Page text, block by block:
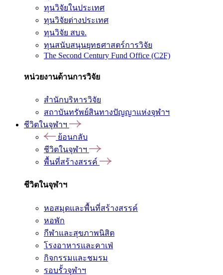
ทุนวิจัยในประเทศ
ทุนวิจัยต่างประเทศ
ทุนวิจัย สบจ.
ทุนสนับสนุนยุทธศาสตร์การวิจัย
The Second Century Fund Office (C2F)
หน่วยงานด้านการวิจัย
สำนักบริหารวิจัย
สถาบันทรัพย์สินทางปัญญาแห่งจุฬาฯ
ชีวิตในจุฬาฯ
ย้อนกลับ
ชีวิตในจุฬาฯ
พื้นที่สร้างสรรค์
ชีวิตในจุฬาฯ
หอสมุดและพื้นที่สร้างสรรค์
หอพัก
กีฬาและสุขภาพนิสิต
โรงอาหารและคาเฟ่
กิจกรรมและชมรม
รอบรั้วจุฬาฯ